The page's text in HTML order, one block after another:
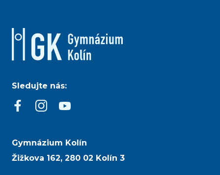
Sledujte nás:
Gymnázium Kolín
Žižkova 162, 280 02 Kolín 3